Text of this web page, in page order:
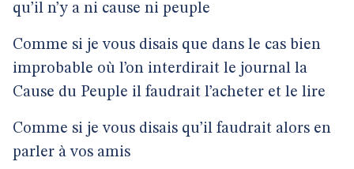
qu’il n’y a ni cause ni peuple
Comme si je vous disais que dans le cas bien
improbable où l’on interdirait le journal la
Cause du Peuple il faudrait l’acheter et le lire
Comme si je vous disais qu’il faudrait alors en
parler à vos amis